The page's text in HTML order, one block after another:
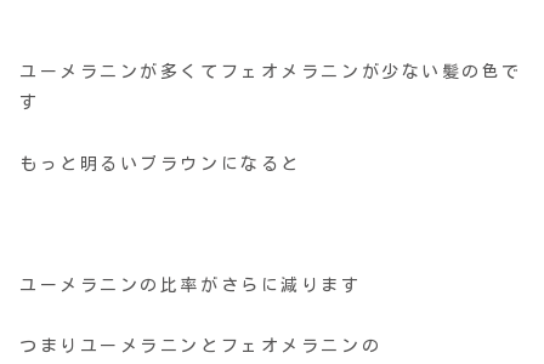
ユーメラニンが多くてフェオメラニンが少ない髪の色で
す
もっと明るいブラウンになると
ユーメラニンの比率がさらに減ります
つまりユーメラニンとフェオメラニンの